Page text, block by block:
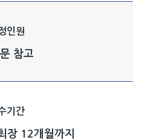
인원
참고
기간
장 12개월까지